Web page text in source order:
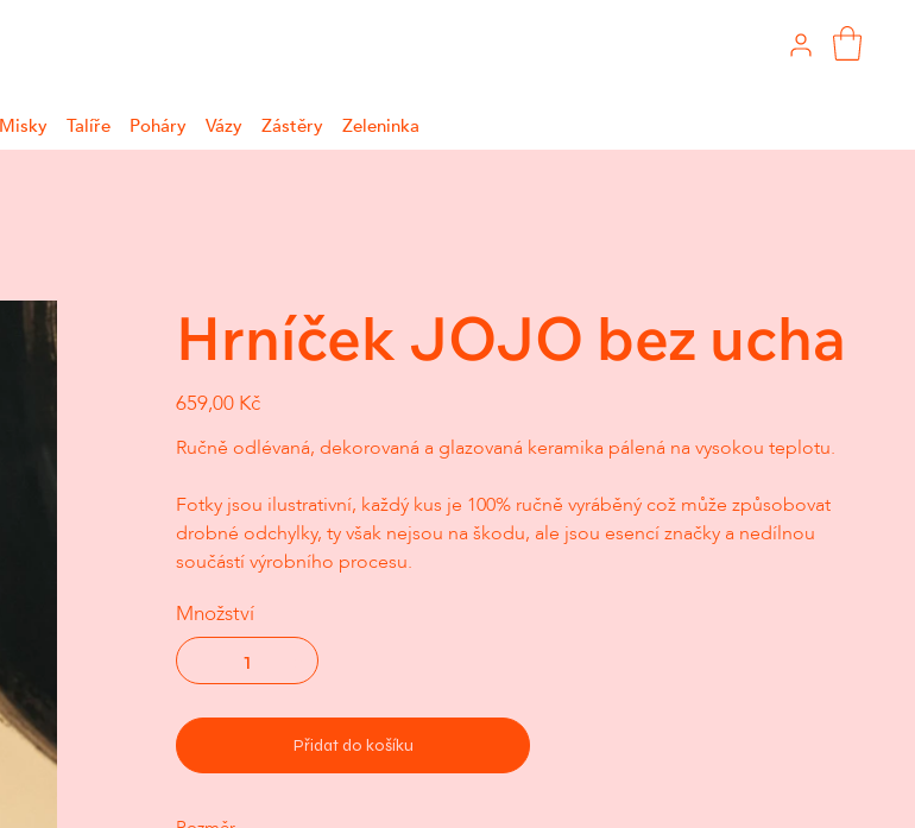
Misky Talíře Poháry Vázy Zástěry Zeleninka
Hrníček JOJO bez ucha
Cena
659,00 Kč
Ručně odlévaná, dekorovaná a glazovaná keramika pálená na vysokou teplotu.
Fotky jsou ilustrativní, každý kus je 100% ručně vyráběný což může způsobovat
drobné odchylky, ty však nejsou na škodu, ale jsou esencí značky a nedílnou
součástí výrobního procesu.
Množství
Přidat do košíku